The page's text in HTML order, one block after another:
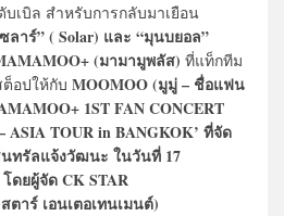
เบิล สำหรับการกลับมาเยือน
ลาร์” ( Solar) และ “มุนบยอล”
(มามามูพลัส) ที่แท็กทีม
อปให้กับ MOOMOO (มูมู่ – ชื่อแฟน
1ST FAN CONCERT
ASIA TOUR in BANGKOK’ ที่จัด
รัลแจ้งวัฒนะ ในวันที่ 17
ดยผู้จัด CK STAR
ตาร์ เอนเตอเทนเมนต์)